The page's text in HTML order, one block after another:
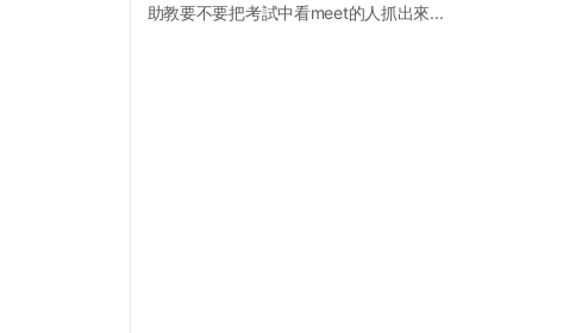
助教要不要把考試中看meet的人抓出來...